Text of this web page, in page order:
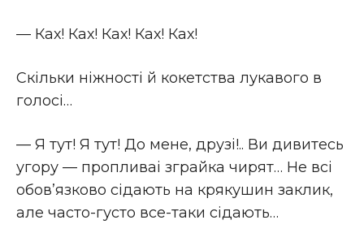
— Ках! Ках! Ках! Ках! Ках!
Скiльки нiжностi й кокетства лукавого в
голосi…
— Я тут! Я тут! До мене, друзi!.. Ви дивитесь
угору — пропливаі зграйка чирят… Не всi
обов’язково сiдають на крякушин заклик,
але часто-густо все-таки сiдають…